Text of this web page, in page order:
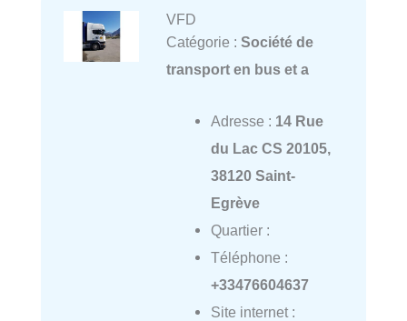
VFD
Catégorie : Société de
transport en bus et a
Adresse : 14 Rue
du Lac CS 20105,
38120 Saint-
Egrève
Quartier :
Téléphone :
+33476604637
Site internet :